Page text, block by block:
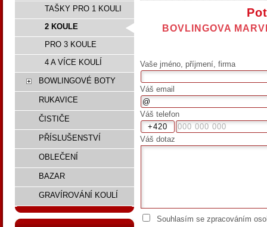
BOVLINGOVA
Vaše jméno, příjmení, firma
Váš email
Váš telefon
Váš dotaz
Souhlasím se zpracováním
TAŠKY PRO 1 KOULI
2 KOULE
PRO 3 KOULE
4 A VÍCE KOULÍ
BOWLINGOVÉ BOTY
RUKAVICE
ČISTIČE
PŘÍSLUŠENSTVÍ
OBLEČENÍ
BAZAR
GRAVÍROVÁNÍ KOULÍ